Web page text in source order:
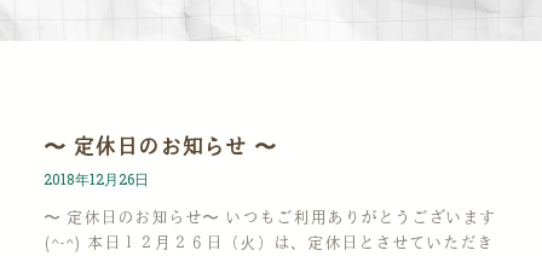
〜 定休日のお知らせ 〜
2018年12月26日
〜 定休日のお知らせ〜 いつもご利用ありがとうございます
(^-^) 本日１２月２６日（火）は、定休日とさせていただき